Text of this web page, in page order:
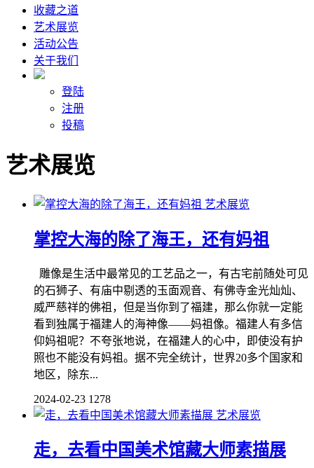
收藏之道
艺术展览
活动公告
关于我们
登陆
注册
投稿
艺术展览
艺术展览
掌控大海的除了海王，还有妈祖
雕像是生活中最常见的工艺品之一，有古宅前随处可见
的石狮子、有庙中剔透的玉面观音、有佛寺金光灿灿、
威严慈祥的佛祖，但是当你到了福建，那么你就一定能
看到独属于福建人的海神像——妈祖像。福建人有多信
仰妈祖呢？不夸张地说，在福建人的心中，即使没有护
照也不能没有妈祖。据不完全统计，世界20多个国家和
地区，除东...
2024-02-23 1278
艺术展览
走，去看中国美术馆藏大师素描展